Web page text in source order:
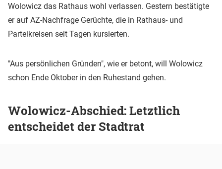
Wolowicz das Rathaus wohl verlassen. Gestern bestätigte
er auf AZ-Nachfrage Gerüchte, die in Rathaus- und
Parteikreisen seit Tagen kursierten.
"Aus persönlichen Gründen", wie er betont, will Wolowicz
schon Ende Oktober in den Ruhestand gehen.
Wolowicz-Abschied: Letztlich
entscheidet der Stadtrat